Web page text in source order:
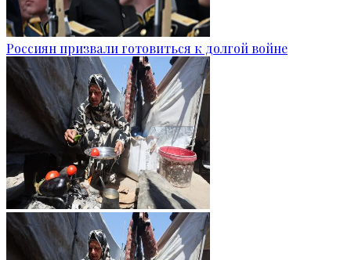
Россиян призвали готовиться к долгой войне